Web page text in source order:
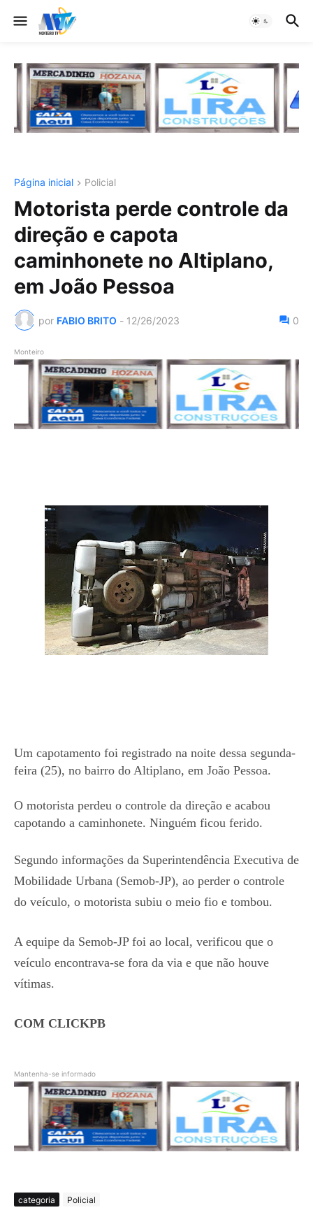
Página inicial Policial
Motorista perde controle da
direção e capota
caminhonete no Altiplano,
em João Pessoa
por FABIO BRITO - 12/26/2023 0
Monteiro
Um capotamento foi registrado na noite dessa segunda-
feira (25), no bairro do Altiplano, em João Pessoa.
O motorista perdeu o controle da direção e acabou
capotando a caminhonete. Ninguém ficou ferido.
Segundo informações da Superintendência Executiva de
Mobilidade Urbana (Semob-JP), ao perder o controle
do veículo, o motorista subiu o meio fio e tombou.
A equipe da Semob-JP foi ao local, verificou que o
veículo encontrava-se fora da via e que não houve
vítimas.
COM CLICKPB
Mantenha-se informado
categoria Policial